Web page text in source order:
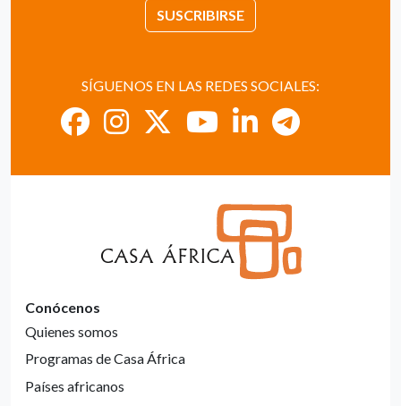
SUSCRIBIRSE
SÍGUENOS EN LAS REDES SOCIALES:
Conócenos
Quienes somos
Programas de Casa África
Países africanos